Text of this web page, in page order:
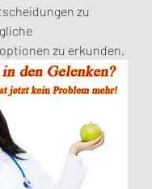
zu
zu erkunden.